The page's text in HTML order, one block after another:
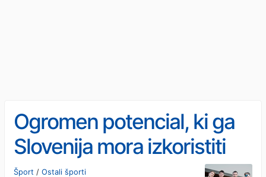
Ogromen potencial, ki ga
Slovenija mora izkoristiti
Šport / Ostali športi